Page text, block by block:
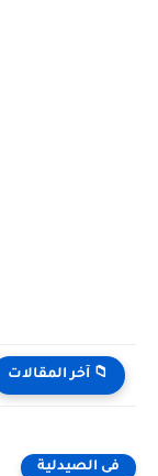
📁 آخر المقالات
فى الصيدلية